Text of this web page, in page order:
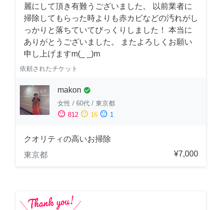
麗にして頂き有難うございました。 以前業者に
掃除してもらった時よりも赤カビなどの汚れがし
っかりと落ちていてびっくりしました！ 本当に
ありがとうございました。 またよろしくお願い
申し上げますm(_ _)m
依頼されたチケット
makon check_circle
女性 / 60代 / 東京都
sentiment_satisfied 812 sentiment_neutral 16 sentiment_dissatisfied 1
クオリティの高いお掃除
東京都
¥7,000